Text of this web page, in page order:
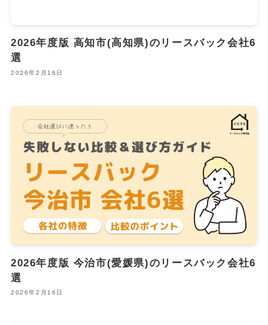
2026年度版 高知市(高知県)のリースバック会社6
選
2026年2月16日
2026年度版 今治市(愛媛県)のリースバック会社6
選
2026年2月16日